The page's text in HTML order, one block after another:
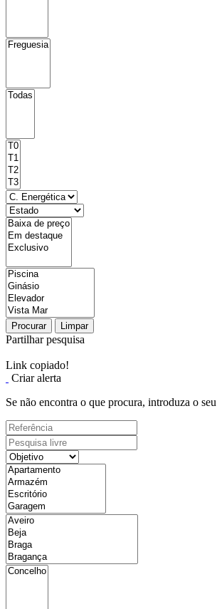
Procurar Limpar
Partilhar pesquisa
Link copiado!
Criar alerta
Se não encontra o que procura, introduza o